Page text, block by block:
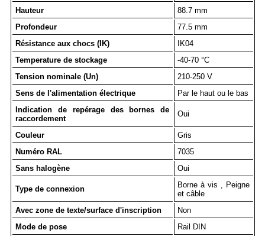
Hauteur
88.7 mm
Profondeur
77.5 mm
Résistance aux chocs (IK)
IK04
Temperature de stockage
-40-70 °C
Tension nominale (Un)
210-250 V
Sens de l'alimentation électrique
Par le haut ou le bas
Indication de repérage des bornes de
raccordement
Oui
Couleur
Gris
Numéro RAL
7035
Sans halogène
Oui
Type de connexion
Borne à vis , Peigne
et câble
Avec zone de texte/surface d'inscription
Non
Mode de pose
Rail DIN